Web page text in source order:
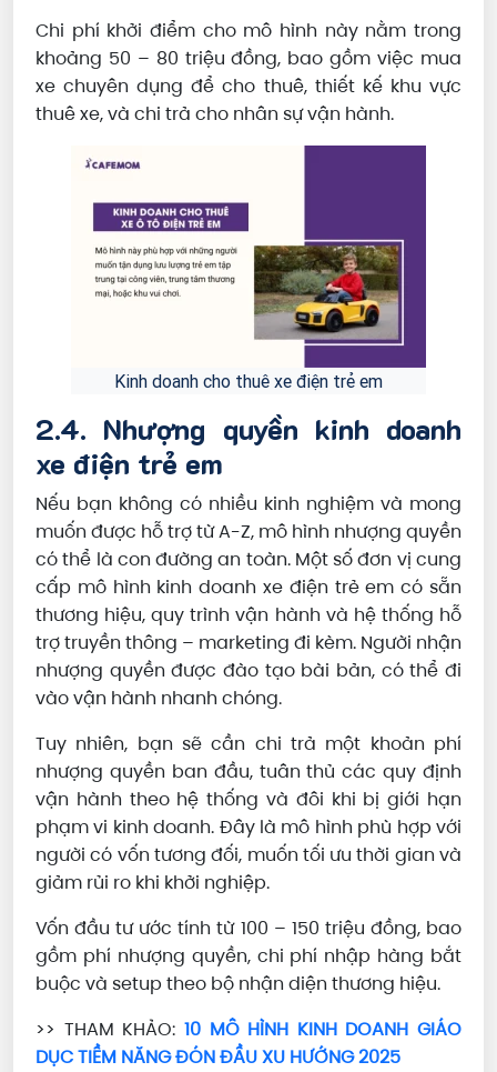
Chi phí khởi điểm cho mô hình này nằm trong
khoảng 50 – 80 triệu đồng, bao gồm việc mua
xe chuyên dụng để cho thuê, thiết kế khu vực
thuê xe, và chi trả cho nhân sự vận hành.
Kinh doanh cho thuê xe điện trẻ em
2.4. Nhượng quyền kinh doanh
xe điện trẻ em
Nếu bạn không có nhiều kinh nghiệm và mong
muốn được hỗ trợ từ A-Z, mô hình nhượng quyền
có thể là con đường an toàn. Một số đơn vị cung
cấp mô hình kinh doanh xe điện trẻ em có sẵn
thương hiệu, quy trình vận hành và hệ thống hỗ
trợ truyền thông – marketing đi kèm. Người nhận
nhượng quyền được đào tạo bài bản, có thể đi
vào vận hành nhanh chóng.
Tuy nhiên, bạn sẽ cần chi trả một khoản phí
nhượng quyền ban đầu, tuân thủ các quy định
vận hành theo hệ thống và đôi khi bị giới hạn
phạm vi kinh doanh. Đây là mô hình phù hợp với
người có vốn tương đối, muốn tối ưu thời gian và
giảm rủi ro khi khởi nghiệp.
Vốn đầu tư ước tính từ 100 – 150 triệu đồng, bao
gồm phí nhượng quyền, chi phí nhập hàng bắt
buộc và setup theo bộ nhận diện thương hiệu.
>> THAM KHẢO: 10 MÔ HÌNH KINH DOANH GIÁO
DỤC TIỀM NĂNG ĐÓN ĐẦU XU HƯỚNG 2025